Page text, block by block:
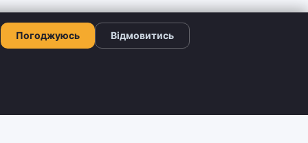
Погоджуюсь Відмовитись